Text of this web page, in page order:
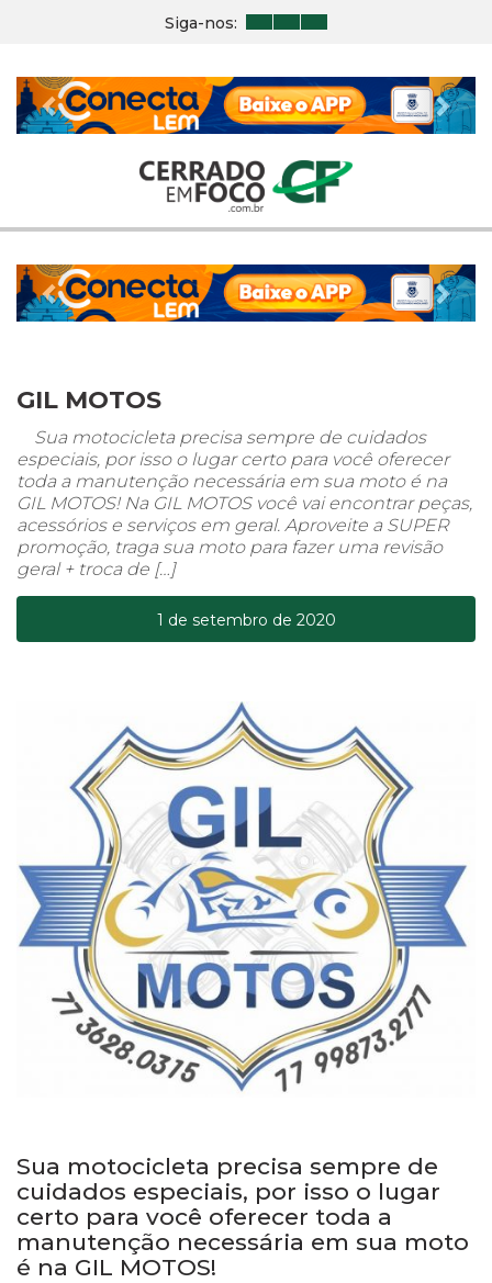
Siga-nos:
Previous Next
Previous Next
GIL MOTOS
Sua motocicleta precisa sempre de cuidados
especiais, por isso o lugar certo para você oferecer
toda a manutenção necessária em sua moto é na
GIL MOTOS! Na GIL MOTOS você vai encontrar peças,
acessórios e serviços em geral. Aproveite a SUPER
promoção, traga sua moto para fazer uma revisão
geral + troca de […]
1 de setembro de 2020
Sua motocicleta precisa sempre de
cuidados especiais, por isso o lugar
certo para você oferecer toda a
manutenção necessária em sua moto
é na GIL MOTOS!